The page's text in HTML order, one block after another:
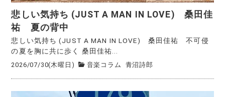
悲しい気持ち (JUST A MAN IN LOVE) 桑田佳
祐 夏の背中
悲しい気持ち (JUST A MAN IN LOVE) 桑田佳祐 不可侵
の夏を胸に共に歩く 桑田佳祐...
2026/07/30(木曜日) 音楽コラム 青沼詩郎